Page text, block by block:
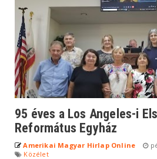
95 éves a Los Angeles-i
Református Egyház
Amerikai Magyar Hirlap Online
Közélet